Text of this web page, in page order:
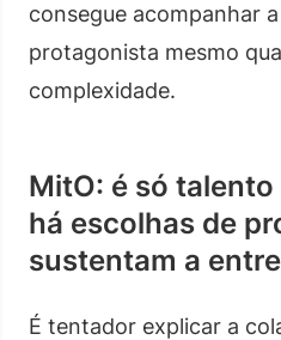
consegue acompanhar
protagonista mesmo
complexidade.
MitO: é só
há escolhas de
sustentam a
É tentador explicar a